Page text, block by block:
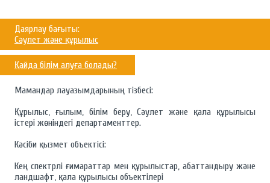
Даярлау бағыты:
Сәулет және құрылыс
Қайда білім алуға болады?
Мамандар лауазымдарының тізбесі:
Құрылыс, ғылым, білім беру, Сәулет және қала құрылысы
істері жөніндегі департаменттер.
Кәсіби қызмет объектісі:
Кең спектрлі ғимараттар мен құрылыстар, абаттандыру және
ландшафт, қала құрылысы объектілері